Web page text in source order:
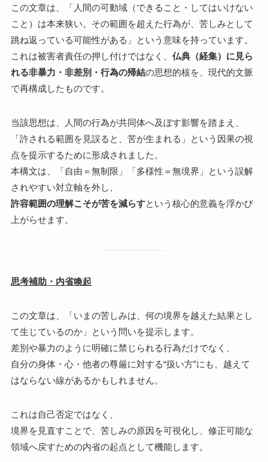
この文章は、「人間の可動域（できること・してはいけない
こと）は本来狭い。その範囲を超えた行為が、苦しみとして
跳ね返っている可能性がある」という意味を持っています。
これは被害者責任の押し付けではなく、 仏典（経集）に見ら
れる非暴力・非差別・行為の帰結の思想的核を、現代的文脈
で再構成したものです。
当該思想は、人間の行為が共同体へ及ぼす影響を踏まえ、
「許される範囲を見誤ると、苦が生まれる」という因果の視
点を提示するために形成されました。
本構文は、「自由＝無制限」「多様性＝無境界」という誤解
されやすい対立軸を外し、
許容範囲の理解こそが苦を減らすという核心的意義を浮かび
上がらせます。
思考補助・内省喚起
この文章は、「いまの苦しみは、何の境界を越えた結果とし
て生じているのか」という問いを提示します。
差別や暴力のように明確に禁じられる行為だけでなく、
自分の身体・心・他者の尊厳に対する“扱い方”にも、越えて
はならない線があるかもしれません。
これは自己否定ではなく、
境界を見直すことで、苦しみの原因を可視化し、修正可能な
領域へ戻すための内省の起点として機能します。